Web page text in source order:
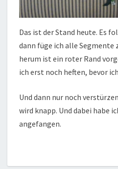
Das ist der Stand heute. Es
dann füge ich alle Segmente
herum ist ein roter Rand
ich erst noch heften, bevor
Und dann nur noch
wird knapp. Und dabei habe
angefangen.